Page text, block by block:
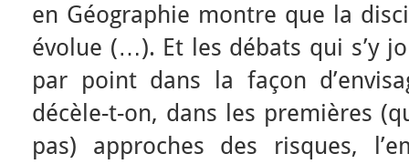
en Géographie montre que la
évolue (…). Et les débats qui s’y
par point dans la façon
décèle-t-on, dans les premières
pas) approches des risques,